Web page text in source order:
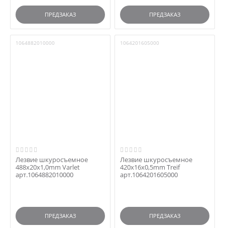
ПРЕДЗАКАЗ ПРЕДЗАКАЗ
1064882010000
Лезвие шкуросъемное
488x20x1,0mm Varlet
арт.1064882010000
ПРЕДЗАКАЗ
1064201605000
Лезвие шкуросъемное
420x16x0,5mm Treif
арт.1064201605000
ПРЕДЗАКАЗ